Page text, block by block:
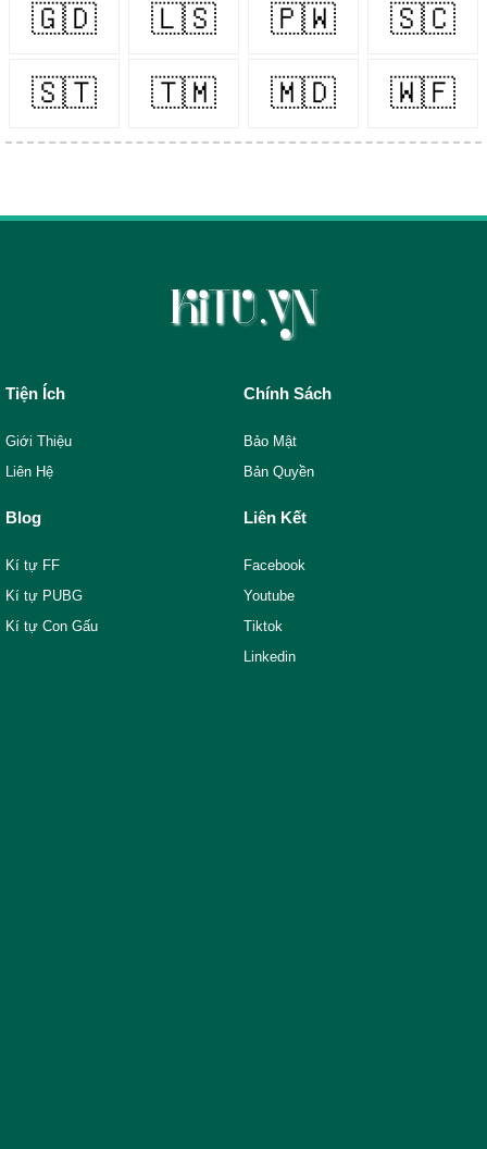
🇬🇩 🇱🇸 🇵🇼 🇸🇨
🇸🇹 🇹🇲 🇲🇩 🇼🇫
Tiện Ích
Giới Thiệu
Liên Hệ
Chính Sách
Bảo Mật
Bản Quyền
Blog
Kí tự FF
Kí tự PUBG
Kí tự Con Gấu
Liên Kết
Facebook
Youtube
Tiktok
Linkedin